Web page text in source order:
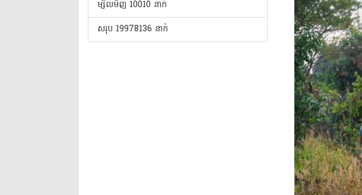
ម្សិលមិញ 10010 នាក់
សរុប 19978136 នាក់